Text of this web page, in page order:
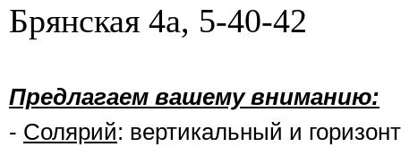
Брянская 4а, 5-40-42
Предлагаем вашему вниманию:
- Солярий: вертикальный и